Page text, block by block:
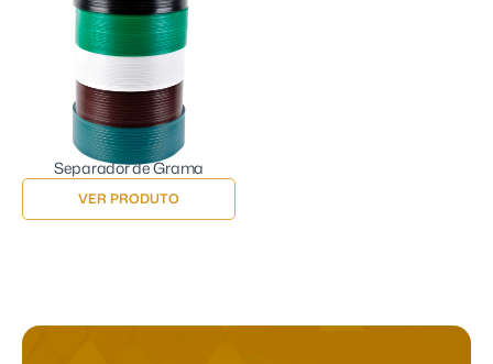
Separador de Grama
VER PRODUTO